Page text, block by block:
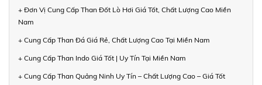
+ Đơn Vị Cung Cấp Than Đốt Lò Hơi Giá Tốt, Chất Lượng Cao Miền
Nam
+ Cung Cấp Than Đá Giá Rẻ, Chất Lượng Cao Tại Miền Nam
+ Cung Cấp Than Indo Giá Tốt | Uy Tín Tại Miền Nam
+ Cung Cấp Than Quảng Ninh Uy Tín – Chất Lượng Cao – Giá Tốt